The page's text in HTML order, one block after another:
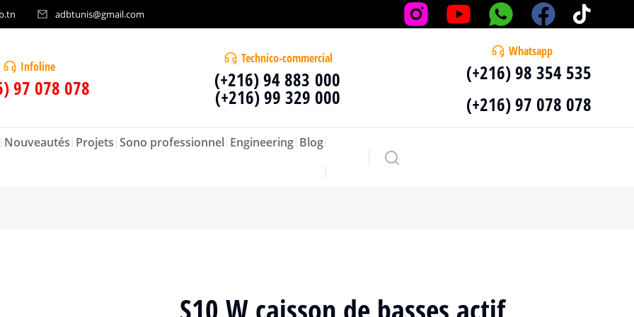
adbtunis@gmail.com
Infoline
97 078 078
Technico-commercial
(+216) 94 883 000
(+216) 99 329 000
Whatsapp
(+216) 98 354 535
(+216) 97 078 078
Nouveautés Projets Sono professionnel Engineering Blog